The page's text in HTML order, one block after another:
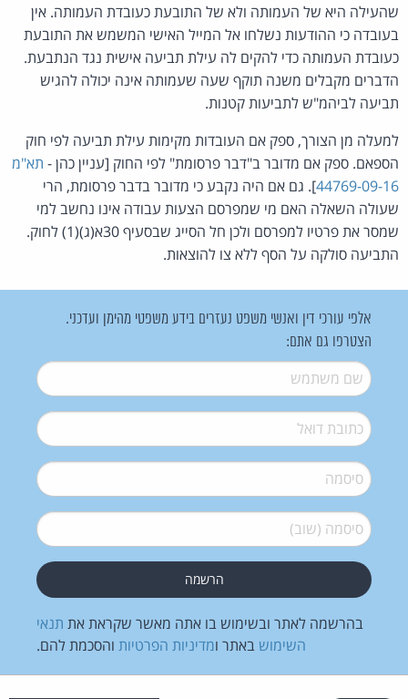
שהעילה היא של העמותה ולא של התובעת כעובדת העמותה. אין
בעובדה כי ההודעות נשלחו אל המייל האישי המשמש את התובעת
כעובדת העמותה כדי להקים לה עילת תביעה אישית נגד הנתבעת.
הדברים מקבלים משנה תוקף שעה שעמותה אינה יכולה להגיש
תביעה לביהמ"ש לתביעות קטנות.
למעלה מן הצורך, ספק אם העובדות מקימות עילת תביעה לפי חוק
הספאם. ספק אם מדובר ב"דבר פרסומת" לפי החוק [עניין כהן - תא"מ
44769-09-16]. גם אם היה נקבע כי מדובר בדבר פרסומת, הרי
שעולה השאלה האם מי שמפרסם הצעות עבודה אינו נחשב למי
שמסר את פרטיו למפרסם ולכן חל הסייג שבסעיף 30א(ג)(1) לחוק.
התביעה סולקה על הסף ללא צו להוצאות.
אלפי עורכי דין ואנשי משפט נעזרים בידע משפטי מהימן ועדכני.
הצטרפו גם אתם:
שם משתמש*
דואל*
סיסמה*
סיסמה (שוב)*
בהרשמה לאתר ובשימוש בו אתה מאשר שקראת את תנאי
השימוש באתר ומדיניות הפרטיות והסכמת להם.